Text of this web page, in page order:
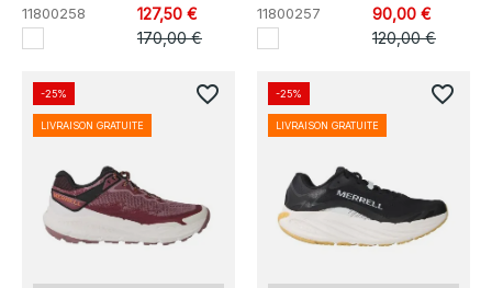
11800258
127,50 €
170,00 €
11800257
90,00 €
120,00 €
-25%
LIVRAISON GRATUITE
favorite_border -25%
LIVRAISON GRATUITE
favorite_border